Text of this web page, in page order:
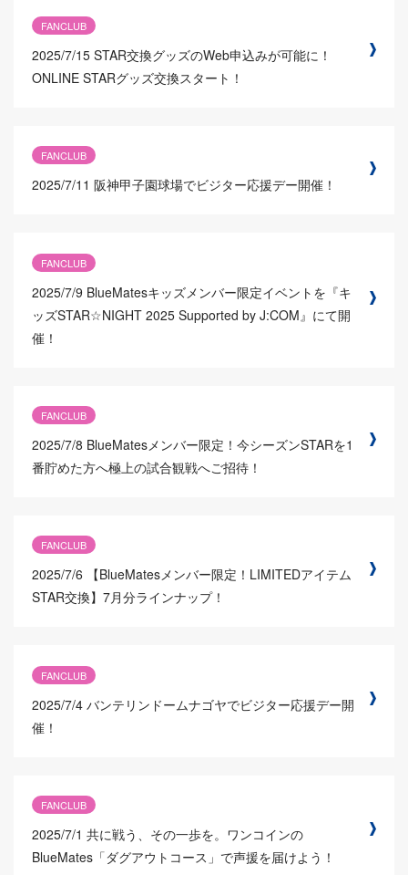
FANCLUB
2025/7/15 STAR交換グッズのWeb申込みが可能に！
ONLINE STARグッズ交換スタート！
FANCLUB
2025/7/11 阪神甲子園球場でビジター応援デー開催！
FANCLUB
2025/7/9 BlueMatesキッズメンバー限定イベントを『キ
ッズSTAR☆NIGHT 2025 Supported by J:COM』にて開
催！
FANCLUB
2025/7/8 BlueMatesメンバー限定！今シーズンSTARを1
番貯めた方へ極上の試合観戦へご招待！
FANCLUB
2025/7/6
【BlueMatesメンバー限定！LIMITEDアイテム
STAR交換】7月分ラインナップ！
FANCLUB
2025/7/4 バンテリンドームナゴヤでビジター応援デー開
催！
FANCLUB
2025/7/1 共に戦う、その一歩を。ワンコインの
BlueMates「ダグアウトコース」で声援を届けよう！